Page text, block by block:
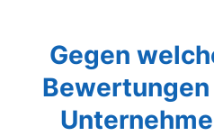
Gegen